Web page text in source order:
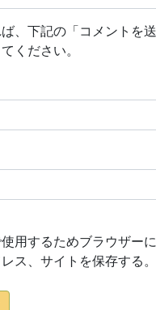
、下記の「コメントを
ください。
用するためブラウザー
ス、サイトを保存する。